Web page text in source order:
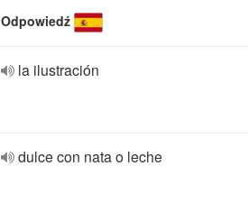
Odpowiedź
la ilustración
dulce con nata o leche